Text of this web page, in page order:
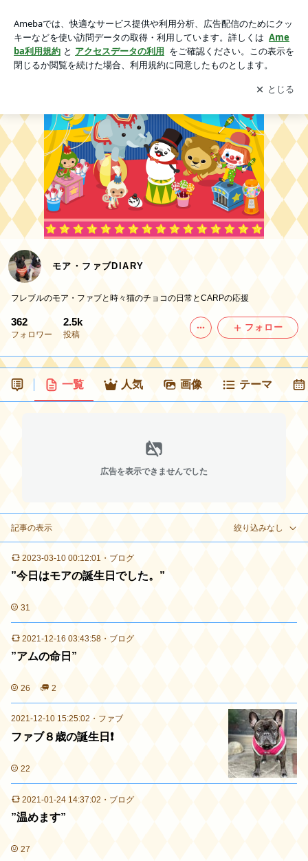
アプリをダウンロードして ブログの更新通知
を受け取りまし
ょう。
開く
モア・ファブDIARY
フレブルのモア・ファブと時々猫のチョコの日常とCARPの応援
362
フォロワー
2.5k
投稿
フォロー
一覧 人気 画像 テーマ
広告を表示できませんでした
記事の表示 絞り込みなし
2023-03-10 00:12:01 ・ ブログ
”今日はモアの誕生日でした。”
31
2021-12-16 03:43:58 ・ ブログ
”アムの命日”
26 2
2021-12-10 15:25:02 ・ ファブ
ファブ８歳の誕生日❗️
22
2021-01-24 14:37:02 ・ ブログ
”温めます”
27